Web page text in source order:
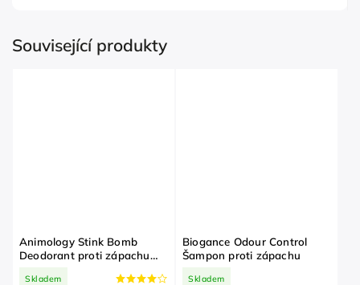
Související produkty
Animology Stink Bomb
Deodorant proti zápachu
Skladem
Biogance Odour Control
Šampon proti zápachu
Skladem